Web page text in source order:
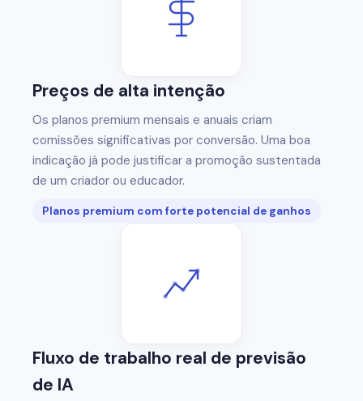
Preços de alta intenção
Os planos premium mensais e anuais criam
comissões significativas por conversão. Uma boa
indicação já pode justificar a promoção sustentada
de um criador ou educador.
Planos premium com forte potencial de ganhos
Fluxo de trabalho real de previsão
de IA